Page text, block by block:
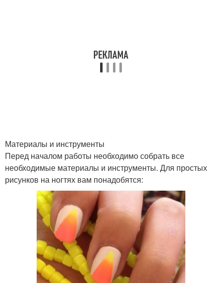
Оригинальные рисунки
Рисунок с помощью
Ногти с геометрическим
рисунком
Рисунки на шеллаке Простые росписи
Рисунки на коротких
ногтях
Простенькие рисунки
Материалы и инструменты
Перед началом работы необходимо собрать все
необходимые материалы и инструменты. Для простых
рисунков на ногтях вам понадобятся: